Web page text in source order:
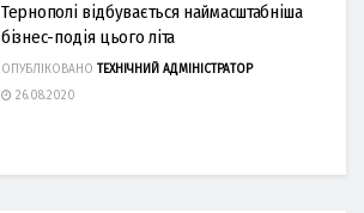
Тернополі відбувається наймасштабніша
бізнес-подія цього літа
ОПУБЛІКОВАНО ТЕХНІЧНИЙ АДМІНІСТРАТОР
26.08.2020